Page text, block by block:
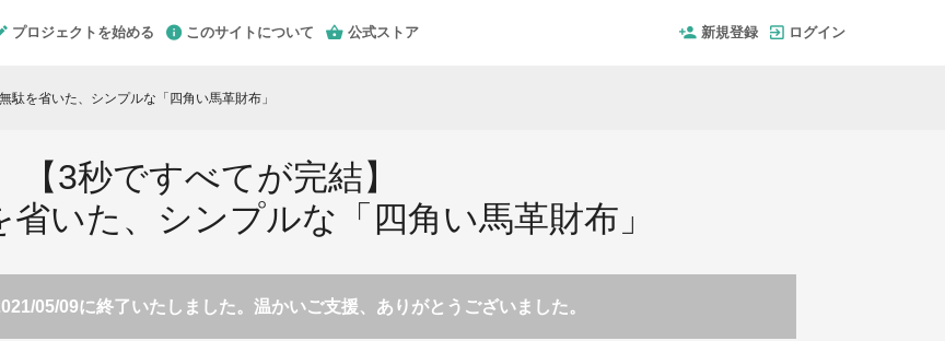
プロジェクトを始める このサイトについて 公式ストア 新規登録 ログイン
駄を省いた、シンプルな「四角い馬革財布」
【3秒ですべてが完結】
いた、シンプルな「四角い馬革財布」
05/09に終了いたしました。温かいご支援、ありがとうございました。